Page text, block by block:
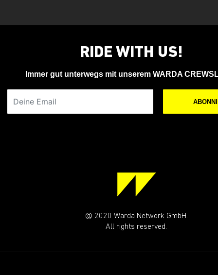
RIDE WITH US!
Immer gut unterwegs mit unserem WARDA
@ 2020 Warda Network GmbH.
All rights reserved.